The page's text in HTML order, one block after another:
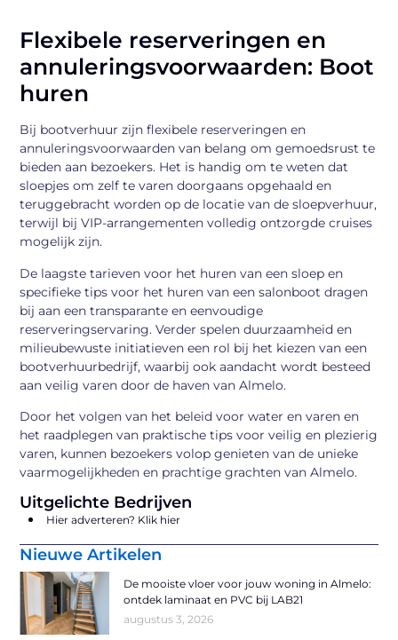
Flexibele reserveringen en
annuleringsvoorwaarden: Boot
huren
Bij bootverhuur zijn flexibele reserveringen en
annuleringsvoorwaarden van belang om gemoedsrust te
bieden aan bezoekers. Het is handig om te weten dat
sloepjes om zelf te varen doorgaans opgehaald en
teruggebracht worden op de locatie van de sloepverhuur,
terwijl bij VIP-arrangementen volledig ontzorgde cruises
mogelijk zijn.
De laagste tarieven voor het huren van een sloep en
specifieke tips voor het huren van een salonboot dragen
bij aan een transparante en eenvoudige
reserveringservaring. Verder spelen duurzaamheid en
milieubewuste initiatieven een rol bij het kiezen van een
bootverhuurbedrijf, waarbij ook aandacht wordt besteed
aan veilig varen door de haven van Almelo.
Door het volgen van het beleid voor water en varen en
het raadplegen van praktische tips voor veilig en plezierig
varen, kunnen bezoekers volop genieten van de unieke
vaarmogelijkheden en prachtige grachten van Almelo.
Uitgelichte Bedrijven
Hier adverteren? Klik hier
Nieuwe Artikelen
De mooiste vloer voor jouw woning in Almelo:
ontdek laminaat en PVC bij LAB21
augustus 3, 2026